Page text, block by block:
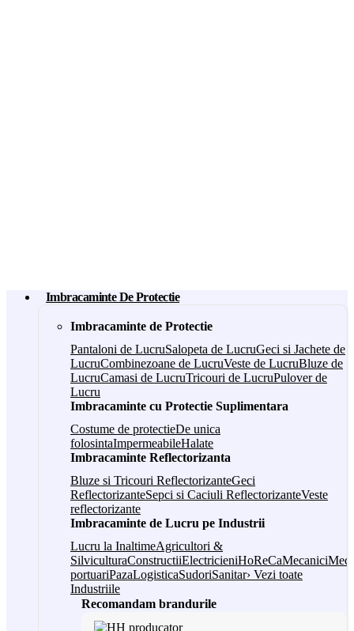
Imbracaminte De Protectie
Imbracaminte de Protectie
Pantaloni de LucruSalopeta de LucruGeci si Jachete de
LucruCombinezoane de LucruVeste de LucruBluze de
LucruCamasi de LucruTricouri de LucruPulover de
Lucru
Imbracaminte cu Protectie Suplimentara
Costume de protectieDe unica
folosintaImpermeabileHalate
Imbracaminte Reflectorizanta
Bluze si Tricouri ReflectorizanteGeci
ReflectorizanteSepci si Caciuli ReflectorizanteVeste
reflectorizante
Imbracaminte de Lucru pe Industrii
Lucru la InaltimeAgricultori &
SilviculturaConstructiiElectricieniHoReCaMecanici
portuariPazaLogisticaSudoriSanitar› Vezi toate
Industriile
Recomandam brandurile